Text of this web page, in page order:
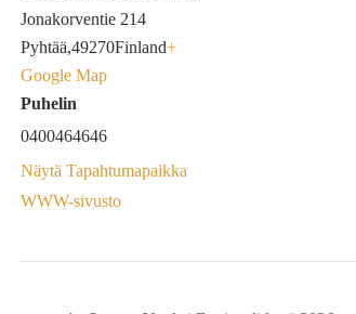
Jonakorventie 214
Pyhtää,49270Finland+
Google Map
Puhelin
0400464646
Näytä Tapahtumapaikka
WWW-sivusto